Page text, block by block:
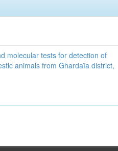
molecular tests for detection of
animals from Ghardaïa district,